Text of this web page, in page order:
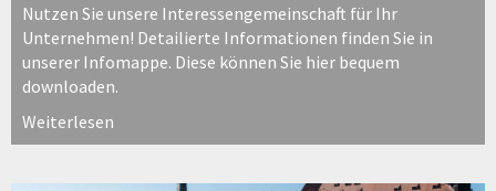
Nutzen Sie unsere Interessengemeinschaft für Ihr
Unternehmen! Detailierte Informationen finden Sie in
unserer Infomappe. Diese können Sie hier bequem
downloaden.
Weiterlesen